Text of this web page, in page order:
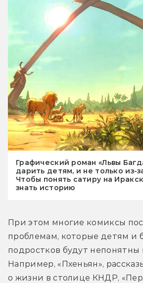
Графический роман «Львы
дарить детям, и не только из-
Чтобы понять сатиру на
знать историю
При этом многие комиксы
проблемам, которые детям и
подростков будут непонятны
Например, «Пхеньян»,
о жизни в столице КНДР,